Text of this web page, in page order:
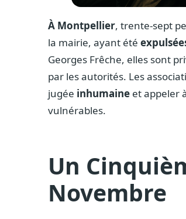
À Montpellier, trente-sept
la mairie, ayant été
Georges Frêche, elles sont
par les autorités. Les
jugée inhumaine et appeler
vulnérables.
Un
Novembre